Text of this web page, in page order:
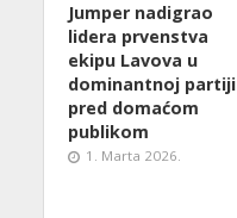
Jumper nadigrao
lidera prvenstva
ekipu Lavova u
dominantnoj partiji
pred domaćom
publikom
1. Marta 2026.